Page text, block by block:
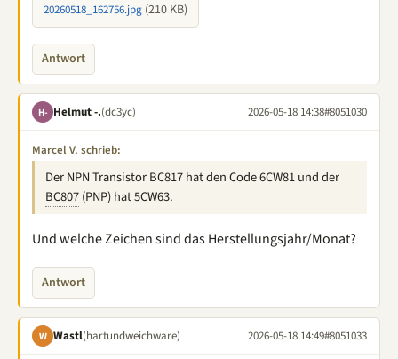
20260518_162756.jpg (210 KB)
Antwort
H- Helmut -.(dc3yc) 2026-05-18 14:38#8051030
Marcel V. schrieb:
Der NPN TransistorBC817hat den Code 6CW81 und der
BC807(PNP) hat 5CW63.
Und welche Zeichen sind das Herstellungsjahr/Monat?
Antwort
W Wastl(hartundweichware) 2026-05-18 14:49#8051033